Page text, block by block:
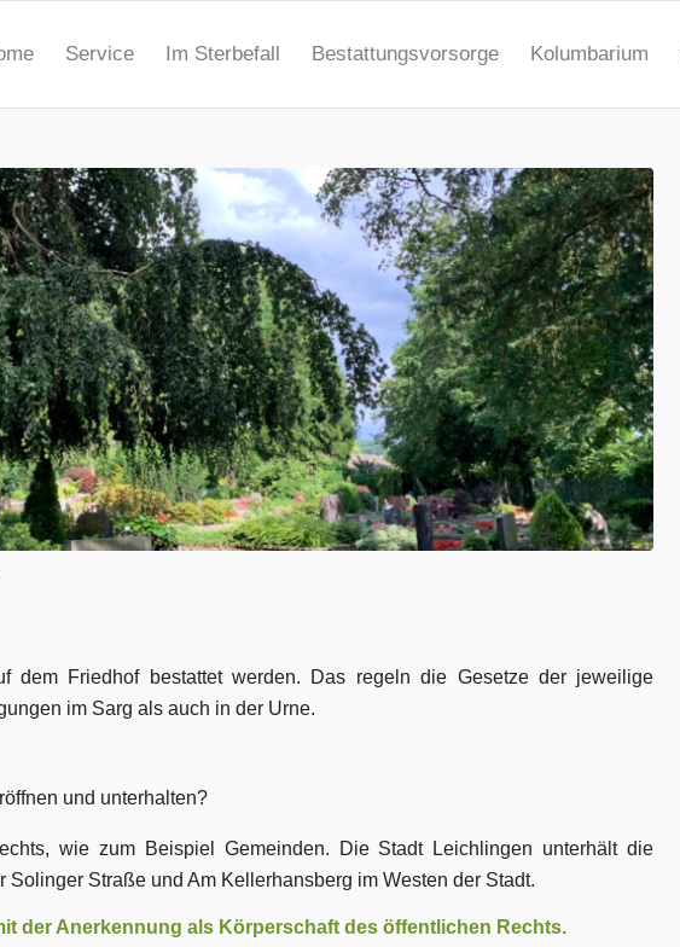
Service Im Sterbefall Bestattungsvorsorge Kolumbarium
dem Friedhof bestattet werden. Das regeln die Gesetze der jeweilige
im Sarg als auch in der Urne.
und unterhalten?
wie zum Beispiel Gemeinden. Die Stadt Leichlingen unterhält die
Solinger Straße und Am Kellerhansberg im Westen der Stadt.
der Anerkennung als Körperschaft des öffentlichen Rechts.